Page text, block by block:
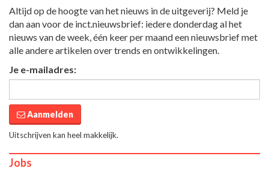
Altijd op de hoogte van het nieuws in de uitgeverij? Meld je
dan aan voor de inct.nieuwsbrief: iedere donderdag al het
nieuws van de week, één keer per maand een nieuwsbrief met
alle andere artikelen over trends en ontwikkelingen.
Je e-mailadres:
Aanmelden
Uitschrijven kan heel makkelijk.
Jobs